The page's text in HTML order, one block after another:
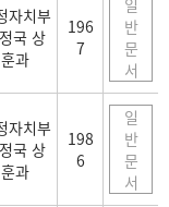
자치부
국 상
훈과
196
7
일
반
문
서
자치부
국 상
훈과
198
6
일
반
문
서